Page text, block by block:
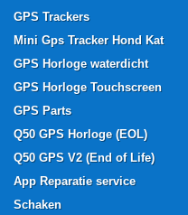
GPS Trackers
Mini Gps Tracker Hond Kat
GPS Horloge waterdicht
GPS Horloge Touchscreen
GPS Parts
Q50 GPS Horloge (EOL)
Q50 GPS V2 (End of Life)
App Reparatie service
Schaken